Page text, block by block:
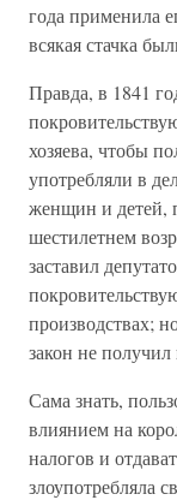
года применила
всякая стачка
Правда, в 1841
хозяева, чтобы
употребляли в
женщин и детей,
шестилетнем
заставил
производствах;
закон не
Сама знать,
влиянием на
налогов и
злоупотребляла